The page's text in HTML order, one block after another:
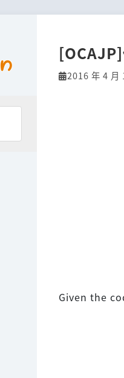
2016 年 4 月
Given the